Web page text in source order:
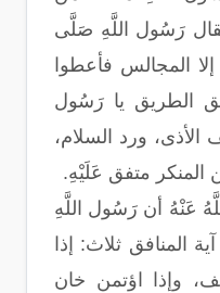
رَسُول اللَّهِ صَلَّى
إلا المجالس فأعطوا
الطريق يا رَسُول
ورد السلام،
المنكر متفق عَلَيْهِ.
عَنْهُ أن رَسُول اللَّهِ
المنافق ثلاث: إذا
وإذا اؤتمن خان